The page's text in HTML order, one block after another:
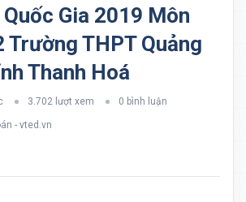
Gia 2019 Môn
Trường THPT Quảng
Thanh Hoá
3.702 lượt xem 0 bình luận
- vted.vn